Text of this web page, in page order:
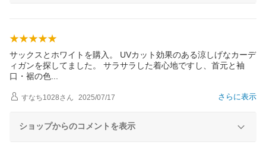
サックスとホワイトを購入。 UVカット効果のある涼しげなカーデ
ィガンを探してました。 サラサラした着心地ですし、首元と袖
口・裾の色
さらに表示
すなち1028さん 2025/07/17
ショップからのコメントを表示